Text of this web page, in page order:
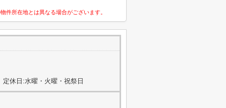
件所在地とは異なる場合がございます。
休日:水曜・火曜・祝祭日